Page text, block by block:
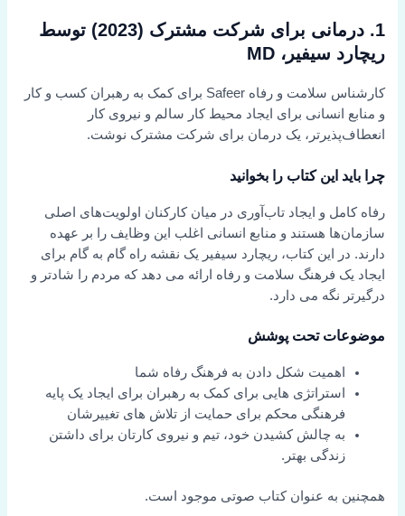
1. درمانی برای شرکت مشترک (2023) توسط
ریچارد سیفیر، MD
کارشناس سلامت و رفاه Safeer برای کمک به رهبران کسب و کار
و منابع انسانی برای ایجاد محیط کار سالم و نیروی کار
انعطاف‌پذیرتر، یک درمان برای شرکت مشترک نوشت.
چرا باید این کتاب را بخوانید
رفاه کامل و ایجاد تاب‌آوری در میان کارکنان اولویت‌های اصلی
سازمان‌ها هستند و منابع انسانی اغلب این وظایف را بر عهده
دارند. در این کتاب، ریچارد سیفیر یک نقشه راه گام به گام برای
ایجاد یک فرهنگ سلامت و رفاه ارائه می دهد که مردم را شادتر و
درگیرتر نگه می دارد.
موضوعات تحت پوشش
اهمیت شکل دادن به فرهنگ رفاه شما
استراتژی هایی برای کمک به رهبران برای ایجاد یک پایه
فرهنگی محکم برای حمایت از تلاش های تغییرشان
به چالش کشیدن خود، تیم و نیروی کارتان برای داشتن
زندگی بهتر.
همچنین به عنوان کتاب صوتی موجود است.